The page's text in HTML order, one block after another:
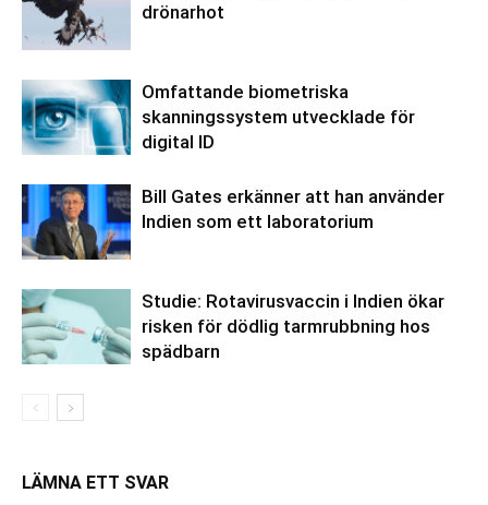
drönarhot
Omfattande biometriska
skanningssystem utvecklade för
digital ID
Bill Gates erkänner att han använder
Indien som ett laboratorium
Studie: Rotavirusvaccin i Indien ökar
risken för dödlig tarmrubbning hos
spädbarn
LÄMNA ETT SVAR